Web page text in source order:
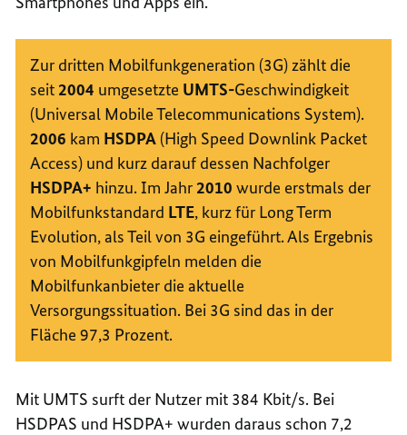
Zur dritten Mobilfunkgeneration (3G) zählt die
seit2004 umgesetzte UMTS-Geschwindigkeit
(Universal Mobile Telecommunications System).
2006 kam HSDPA (High Speed Downlink Packet
Access) und kurz darauf dessen Nachfolger
HSDPA+ hinzu. Im Jahr2010 wurde erstmals der
Mobilfunkstandard LTE, kurz für Long Term
Evolution, als Teil von 3G eingeführt. Als Ergebnis
von Mobilfunkgipfeln melden die
Mobilfunkanbieter die aktuelle
Versorgungssituation. Bei 3G sind das in der
Fläche 97,3 Prozent.
Mit UMTS surft der Nutzer mit 384 Kbit/s. Bei
HSDPAS und HSDPA+ wurden daraus schon 7,2